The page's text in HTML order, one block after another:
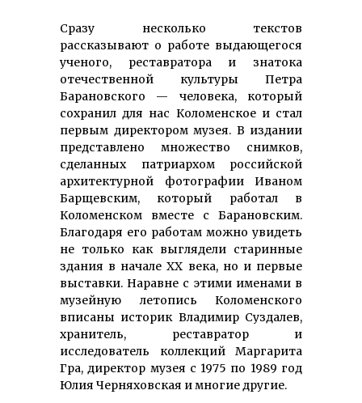
Сразу несколько текстов
рассказывают о работе выдающегося
ученого, реставратора и знатока
отечественной культуры Петра
Барановского — человека, который
сохранил для нас Коломенское и стал
первым директором музея. В издании
представлено множество снимков,
сделанных патриархом российской
архитектурной фотографии Иваном
Барщевским, который работал в
Коломенском вместе с Барановским.
Благодаря его работам можно увидеть
не только как выглядели старинные
здания в начале XX века, но и первые
выставки. Наравне с этими именами в
музейную летопись Коломенского
вписаны историк Владимир Суздалев,
хранитель, реставратор и
исследователь коллекций Маргарита
Гра, директор музея с 1975 по 1989 год
Юлия Черняховская и многие другие.